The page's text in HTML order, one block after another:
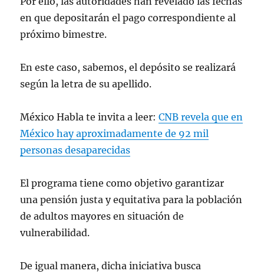
en que depositarán el pago correspondiente al
próximo bimestre.
En este caso, sabemos, el depósito se realizará
según la letra de su apellido.
México Habla te invita a leer:CNB revela que en
México hay aproximadamente de 92 mil
personas desaparecidas
El programa tiene como objetivo garantizar
una pensión justa y equitativa para la población
de adultos mayores en situación de
vulnerabilidad.
De igual manera, dicha iniciativa busca